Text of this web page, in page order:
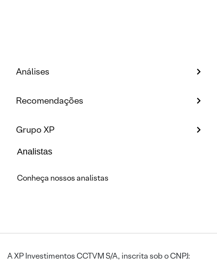
Análises
Recomendações
Grupo XP
Analistas
Conheça nossos analistas
A XP Investimentos CCTVM S/A, inscrita sob o CNPJ: